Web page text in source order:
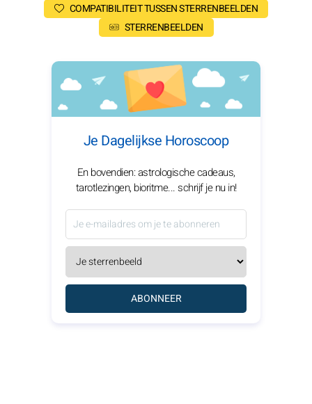
COMPATIBILITEIT TUSSEN STERRENBEELDEN
STERRENBEELDEN
Je Dagelijkse Horoscoop
En bovendien: astrologische cadeaus,
tarotlezingen, bioritme... schrijf je nu in!
ABONNEER